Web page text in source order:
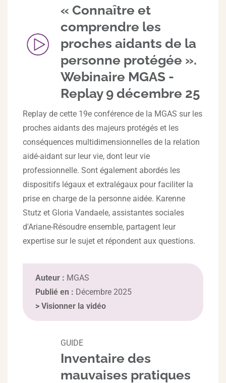
« Connaître et
comprendre les
proches aidants de la
personne protégée ».
Webinaire MGAS -
Replay 9 décembre 25
Replay de cette 19e conférence de la MGAS sur les
proches aidants des majeurs protégés et les
conséquences multidimensionnelles de la relation
aidé-aidant sur leur vie, dont leur vie
professionnelle. Sont également abordés les
dispositifs légaux et extralégaux pour faciliter la
prise en charge de la personne aidée. Karenne
Stutz et Gloria Vandaele, assistantes sociales
d'Ariane-Résoudre ensemble, partagent leur
expertise sur le sujet et répondent aux questions.
Auteur : MGAS
Publié en : Décembre 2025
> Visionner la vidéo
GUIDE
Inventaire des
mauvaises pratiques